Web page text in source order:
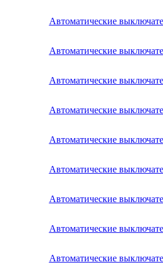
Автоматические
Автоматические
Автоматические
Автоматические
Автоматические
Автоматические
Автоматические
Автоматические
Автоматические